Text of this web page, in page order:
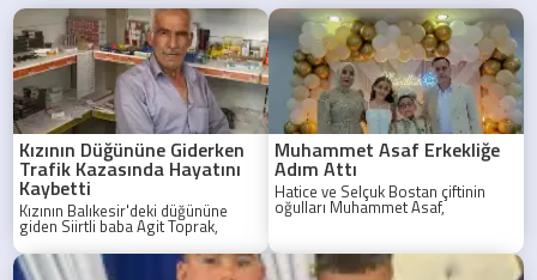
Kızının Düğününe Giderken
Trafik Kazasında Hayatını
Kaybetti
Kızının Balıkesir'deki düğününe
giden Siirtli baba Agit Toprak,
Sakarya'da geçirdiği trafik
kazasında hayatını kaybetti.
Muhammet Asaf Erkekliğe
Adım Attı
Hatice ve Selçuk Bostan çiftinin
oğulları Muhammet Asaf,
düzenlenen görkemli bir sünnet